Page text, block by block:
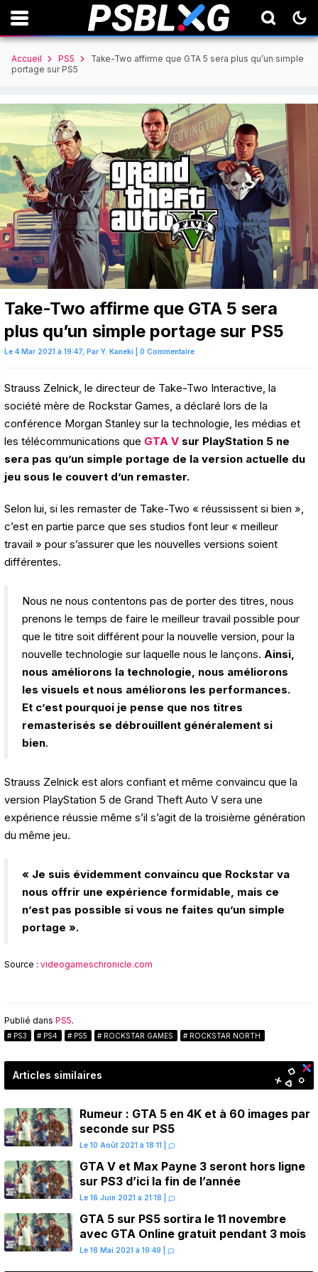
Accueil PS5
Take-Two affirme que GTA 5 sera plus qu’un simple
portage sur PS5
Take-Two affirme que GTA 5 sera
plus qu’un simple portage sur PS5
Le 4 Mar 2021 à 19:47, Par Y. Kaneki 0 Commentaire
Strauss Zelnick, le directeur de Take-Two Interactive, la
société mère de Rockstar Games, a déclaré lors de la
conférence Morgan Stanley sur la technologie, les médias et
les télécommunications que GTA V sur PlayStation 5 ne
sera pas qu’un simple portage de la version actuelle du
jeu sous le couvert d’un remaster.
Selon lui, si les remaster de Take-Two « réussissent si bien »,
c’est en partie parce que ses studios font leur « meilleur
travail » pour s’assurer que les nouvelles versions soient
différentes.
Nous ne nous contentons pas de porter des titres, nous
prenons le temps de faire le meilleur travail possible pour
que le titre soit différent pour la nouvelle version, pour la
nouvelle technologie sur laquelle nous le lançons. Ainsi,
nous améliorons la technologie, nous améliorons
les visuels et nous améliorons les performances.
Et c’est pourquoi je pense que nos titres
remasterisés se débrouillent généralement si
bien.
Strauss Zelnick est alors confiant et même convaincu que la
version PlayStation 5 de Grand Theft Auto V sera une
expérience réussie même s’il s’agit de la troisième génération
du même jeu.
« Je suis évidemment convaincu que Rockstar va
nous offrir une expérience formidable, mais ce
n’est pas possible si vous ne faites qu’un simple
portage ».
Source : videogameschronicle.com
Publié dans PS5.
PS3 PS4 PS5 ROCKSTAR GAMES ROCKSTAR NORTH
Articles similaires
Rumeur : GTA 5 en 4K et à 60 images par
seconde sur PS5
Le 10 Août 2021 à 18:11
GTA V et Max Payne 3 seront hors ligne
sur PS3 d’ici la fin de l’année
Le 16 Juin 2021 à 21:18
GTA 5 sur PS5 sortira le 11 novembre
avec GTA Online gratuit pendant 3 mois
Le 18 Mai 2021 à 19:49